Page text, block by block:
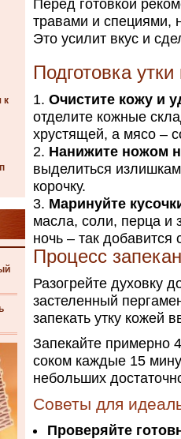
к
Перед готовкой
травами и специями,
Это усилит вкус и
Подготовка
Очистите кожу и
отделите кожные
хрустящей, а мясо –
Нанижите ножом
выделиться
корочку.
Маринуйте
масла, соли, перца и
ночь – так добавится
Процесс
Разогрейте духовку
застеленный
запекать утку кожей
Запекайте примерно
соком каждые 15
небольших
Советы для
Проверяйте